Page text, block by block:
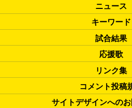
ニュース
キーワード
試合結果
応援歌
リンク集
コメント投稿
サイトデザインへの